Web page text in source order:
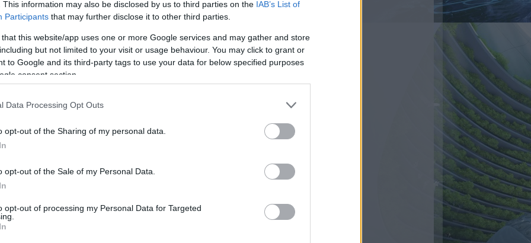
This information may also be disclosed by us to third parties on the IAB’s List of
Participants that may further disclose it to other third parties.
that this website/app uses one or more Google services and may gather and store
but not limited to your visit or usage behaviour. You may click to grant or
to Google and its third-party tags to use your data for below specified purposes
consent section.
Data Processing Opt Outs
opt-out of the Sharing of my personal data.
opt-out of the Sale of my Personal Data.
opt-out of processing my Personal Data for Targeted
a nagy mennyiségű egyszer használatos
alternatívára cseréljék a vendéglátók.
van szó, életciklusuk elején is
ugyanis akár 90 százalékkal (!)
járhat gyártásuk, mint a műanyag esetében.